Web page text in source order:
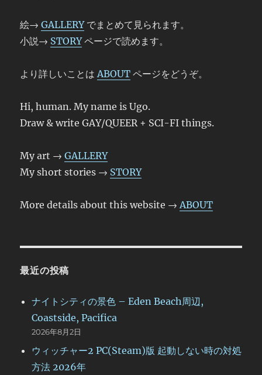
絵→GALLERYでまとめて見られます。
小説→ STORYページで読めます。
より詳しいことはABOUT ページをどうぞ。
Hi, human. My name is Ugo.
Draw & write GAY/QUEER + SCI-FI things.
My art →GALLERY
My short stories → STORY
More details about this website →ABOUT
最近の投稿
ナイトシティの景色 – Eden Beach周辺,
Coastside, Pacifica
2026年8月2日
ウィッチャー2 PC(Steam)版 起動しない時の対処
方法 2026年